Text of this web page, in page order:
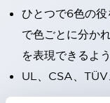
ひとつで6色の
で色ごとに分か
を表現できるよ
UL、CSA、TÜV